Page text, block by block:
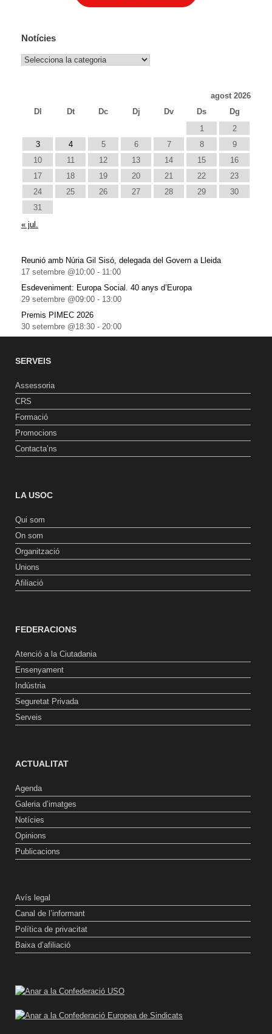
Notícies
Notícies
agost 2026
Dl
Dt Dc Dj Dv Ds
Dg
1
2
3
4 5 6 7 8
9
10
11 12 13 14 15
16
17
18 19 20 21 22
23
24
25 26 27 28 29
30
31
« jul.
Reunió amb Núria Gil Sisó, delegada del Govern a Lleida
17 setembre @10:00 - 11:00
Esdeveniment: Europa Social. 40 anys d’Europa
29 setembre @09:00 - 13:00
Premis PIMEC 2026
30 setembre @18:30 - 20:00
SERVEIS
Assessoria
CRS
Formació
Promocions
Contacta’ns
LA USOC
Qui som
On som
Organització
Unions
Afiliació
FEDERACIONS
Atenció a la Ciutadania
Ensenyament
Indústria
Seguretat Privada
Serveis
ACTUALITAT
Agenda
Galeria d’imatges
Notícies
Opinions
Publicacions
Avís legal
Canal de l’informant
Política de privacitat
Baixa d’afiliació